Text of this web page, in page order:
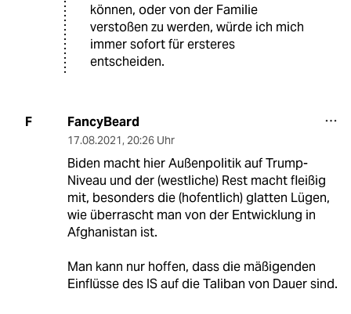
können, oder von der Familie
verstoßen zu werden, würde ich mich
immer sofort für ersteres
entscheiden.
F FancyBeard
17.08.2021, 20:26 Uhr
Biden macht hier Außenpolitik auf Trump-
Niveau und der (westliche) Rest macht fleißig
mit, besonders die (hofentlich) glatten Lügen,
wie überrascht man von der Entwicklung in
Afghanistan ist.
Man kann nur hoffen, dass die mäßigenden
Einflüsse des IS auf die Taliban von Dauer sind.